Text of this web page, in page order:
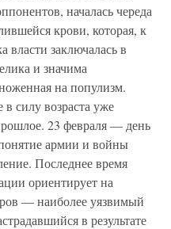
началась череда
крови, которая, к
власти заключалась в
и значима
на популизм.
силу возраста уже
23 февраля — день
армии и войны
Последнее время
ориентирует на
— наиболее уязвимый
в результате